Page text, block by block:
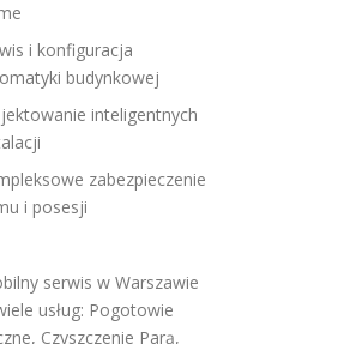
i konfiguracja
budynkowej
inteligentnych
zabezpieczenie
i posesji
serwis w Warszawie
usług: Pogotowie
, Czyszczenie Parą,